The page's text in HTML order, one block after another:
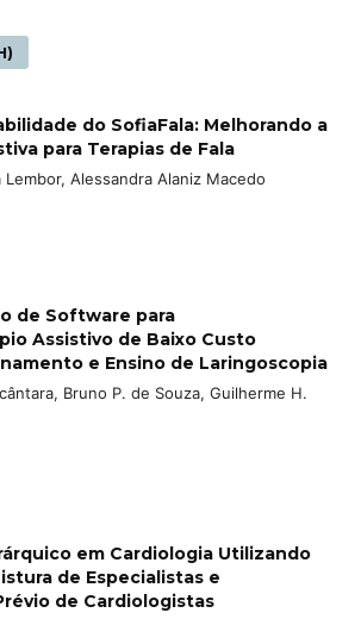
do SofiaFala: Melhorando a
para Terapias de Fala
Alessandra Alaniz Macedo
de Software para
Assistivo de Baixo Custo
e Ensino de Laringoscopia
Bruno P. de Souza, Guilherme H.
em Cardiologia Utilizando
de Especialistas e
de Cardiologistas